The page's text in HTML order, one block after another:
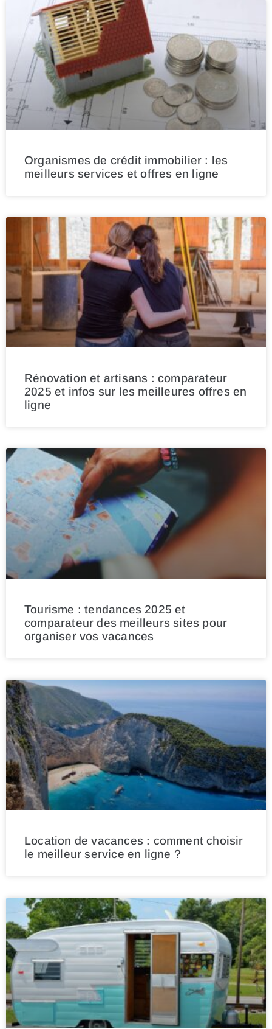
Organismes de crédit immobilier : les
meilleurs services et offres en ligne
Rénovation et artisans : comparateur
2025 et infos sur les meilleures offres en
ligne
Tourisme : tendances 2025 et
comparateur des meilleurs sites pour
organiser vos vacances
Location de vacances : comment choisir
le meilleur service en ligne ?